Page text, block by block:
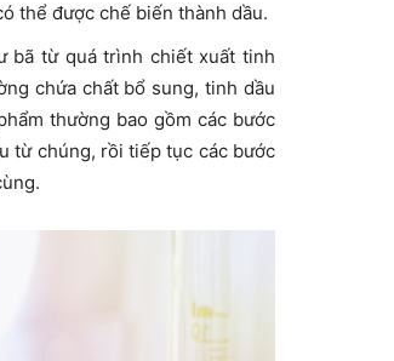
thể được chế biến thành dầu.
bã từ quá trình chiết xuất tinh
chứa chất bổ sung, tinh dầu
thường bao gồm các bước
từ chúng, rồi tiếp tục các bước